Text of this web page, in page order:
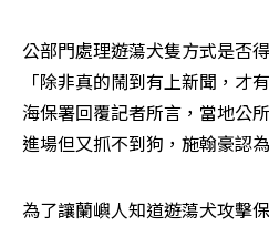
公部門處理遊蕩犬隻方式是否
「除非真的鬧到有上新聞，才
海保署回覆記者所言，當地公
進場但又抓不到狗，施翰豪認
為了讓蘭嶼人知道遊蕩犬攻擊